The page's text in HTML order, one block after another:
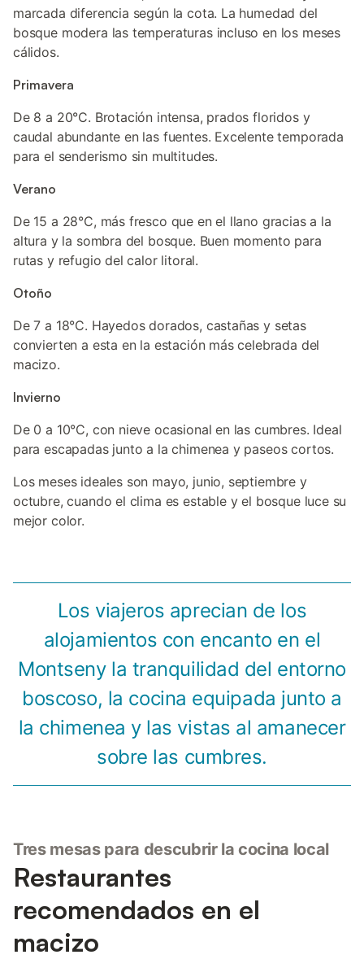
marcada diferencia según la cota. La humedad del
bosque modera las temperaturas incluso en los meses
cálidos.
Primavera
De 8 a 20°C. Brotación intensa, prados floridos y
caudal abundante en las fuentes. Excelente temporada
para el senderismo sin multitudes.
Verano
De 15 a 28°C, más fresco que en el llano gracias a la
altura y la sombra del bosque. Buen momento para
rutas y refugio del calor litoral.
Otoño
De 7 a 18°C. Hayedos dorados, castañas y setas
convierten a esta en la estación más celebrada del
macizo.
Invierno
De 0 a 10°C, con nieve ocasional en las cumbres. Ideal
para escapadas junto a la chimenea y paseos cortos.
Los meses ideales son mayo, junio, septiembre y
octubre, cuando el clima es estable y el bosque luce su
mejor color.
Los viajeros aprecian de los
alojamientos con encanto en el
Montseny la tranquilidad del entorno
boscoso, la cocina equipada junto a
la chimenea y las vistas al amanecer
sobre las cumbres.
Tres mesas para descubrir la cocina local
Restaurantes
recomendados en el
macizo